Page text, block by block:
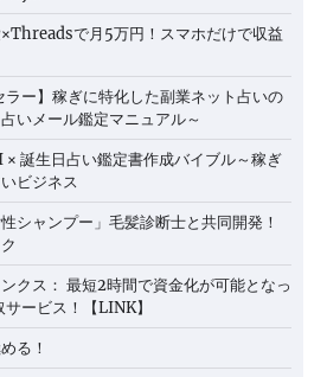
×Threadsで月5万円！スマホだけで収益
ー】稼ぎに特化した副業ネット占いの
いメール鑑定マニュアル～
× 誕生日占い鑑定書作成バイブル～稼ぎ
ビジネス
シャンプー」毛髪診断士と共同開発！
クス： 最短2時間で資金化が可能となっ
ービス！【LINK】
る！